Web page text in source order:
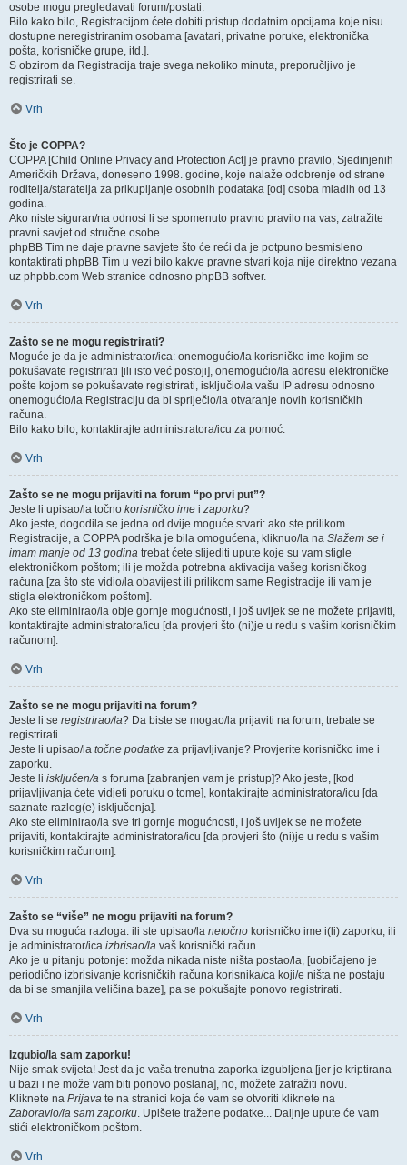
osobe mogu pregledavati forum/postati.
Bilo kako bilo, Registracijom ćete dobiti pristup dodatnim opcijama koje nisu
dostupne neregistriranim osobama [avatari, privatne poruke, elektronička
pošta, korisničke grupe, itd.].
S obzirom da Registracija traje svega nekoliko minuta, preporučljivo je
registrirati se.
Vrh
Što je COPPA?
COPPA [Child Online Privacy and Protection Act] je pravno pravilo, Sjedinjenih
Američkih Država, doneseno 1998. godine, koje nalaže odobrenje od strane
roditelja/staratelja za prikupljanje osobnih podataka [od] osoba mlađih od 13
godina.
Ako niste siguran/na odnosi li se spomenuto pravno pravilo na vas, zatražite
pravni savjet od stručne osobe.
phpBB Tim ne daje pravne savjete što će reći da je potpuno besmisleno
kontaktirati phpBB Tim u vezi bilo kakve pravne stvari koja nije direktno vezana
uz phpbb.com Web stranice odnosno phpBB softver.
Vrh
Zašto se ne mogu registrirati?
Moguće je da je administrator/ica: onemogućio/la korisničko ime kojim se
pokušavate registrirati [ili isto već postoji], onemogućio/la adresu elektroničke
pošte kojom se pokušavate registrirati, isključio/la vašu IP adresu odnosno
onemogućio/la Registraciju da bi spriječio/la otvaranje novih korisničkih
računa.
Bilo kako bilo, kontaktirajte administratora/icu za pomoć.
Vrh
Zašto se ne mogu prijaviti na forum “po prvi put”?
Jeste li upisao/la točno korisničko ime i zaporku?
Ako jeste, dogodila se jedna od dvije moguće stvari: ako ste prilikom
Registracije, a COPPA podrška je bila omogućena, kliknuo/la na Slažem se i
imam manje od 13 godina trebat ćete slijediti upute koje su vam stigle
elektroničkom poštom; ili je možda potrebna aktivacija vašeg korisničkog
računa [za što ste vidio/la obavijest ili prilikom same Registracije ili vam je
stigla elektroničkom poštom].
Ako ste eliminirao/la obje gornje mogućnosti, i još uvijek se ne možete prijaviti,
kontaktirajte administratora/icu [da provjeri što (ni)je u redu s vašim korisničkim
računom].
Vrh
Zašto se ne mogu prijaviti na forum?
Jeste li se registrirao/la? Da biste se mogao/la prijaviti na forum, trebate se
registrirati.
Jeste li upisao/la točne podatke za prijavljivanje? Provjerite korisničko ime i
zaporku.
Jeste li isključen/a s foruma [zabranjen vam je pristup]? Ako jeste, [kod
prijavljivanja ćete vidjeti poruku o tome], kontaktirajte administratora/icu [da
saznate razlog(e) isključenja].
Ako ste eliminirao/la sve tri gornje mogućnosti, i još uvijek se ne možete
prijaviti, kontaktirajte administratora/icu [da provjeri što (ni)je u redu s vašim
korisničkim računom].
Vrh
Zašto se “više” ne mogu prijaviti na forum?
Dva su moguća razloga: ili ste upisao/la netočno korisničko ime i(li) zaporku; ili
je administrator/ica izbrisao/la vaš korisnički račun.
Ako je u pitanju potonje: možda nikada niste ništa postao/la, [uobičajeno je
periodično izbrisivanje korisničkih računa korisnika/ca koji/e ništa ne postaju
da bi se smanjila veličina baze], pa se pokušajte ponovo registrirati.
Vrh
Izgubio/la sam zaporku!
Nije smak svijeta! Jest da je vaša trenutna zaporka izgubljena [jer je kriptirana
u bazi i ne može vam biti ponovo poslana], no, možete zatražiti novu.
Kliknete na Prijava te na stranici koja će vam se otvoriti kliknete na
Zaboravio/la sam zaporku. Upišete tražene podatke... Daljnje upute će vam
stići elektroničkom poštom.
Vrh